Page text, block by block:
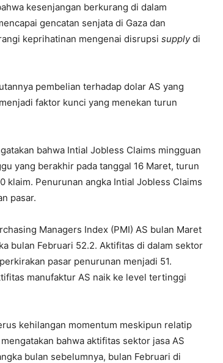
kesenjangan berkurang di dalam
gencatan senjata di Gaza dan
keprihatinan mengenai disrupsi supplydi
pembelian terhadap dolar AS yang
faktor kunci yang menekan turun
bahwa Intial Jobless Claims mingguan
yang berakhir pada tanggal 16 Maret, turun
klaim. Penurunan angka Intial Jobless Claims
pasar.
Managers Index (PMI) AS bulan Maret
bulan Februari 52.2. Aktifitas di dalam sektor
pasar penurunan menjadi 51.
manufaktur AS naik ke level tertinggi
kehilangan momentum meskipun relatip
bahwa aktifitas sektor jasa AS
bulan sebelumnya, bulan Februari di